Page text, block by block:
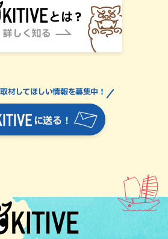
に送る！
材してほしい情報を募集中！